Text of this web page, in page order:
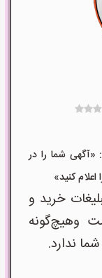
«آگهی شما را در
خرید و
وهیچ‌گونه
ندارد.